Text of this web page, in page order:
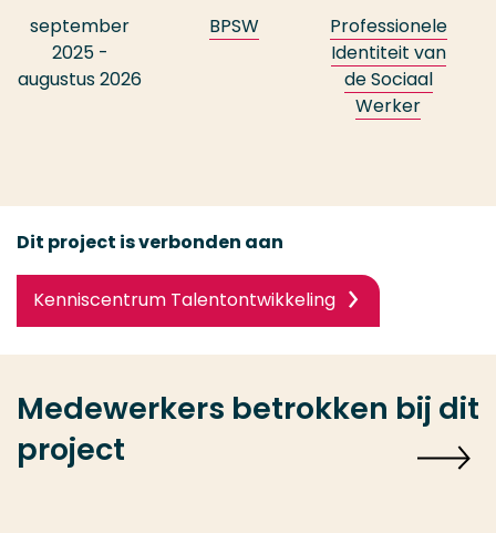
september
2025 -
augustus 2026
BPSW
Professionele
Identiteit van
de Sociaal
Werker
Dit project is verbonden aan
Kenniscentrum Talentontwikkeling
Medewerkers betrokken bij dit
project